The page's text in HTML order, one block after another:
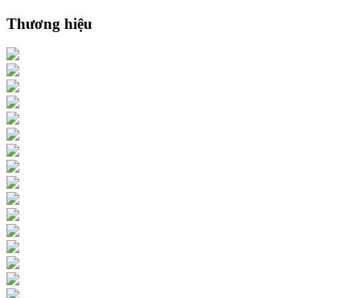
Thương hiệu